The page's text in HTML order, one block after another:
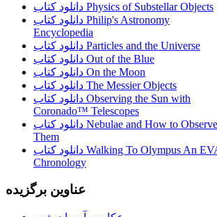
دانلود کتاب Physics of Substellar Objects
دانلود کتاب Philip's Astronomy
Encyclopedia
دانلود کتاب Particles and the Universe
دانلود کتاب Out of the Blue
دانلود کتاب On the Moon
دانلود کتاب The Messier Objects
دانلود کتاب Observing the Sun with
Coronado™ Telescopes
دانلود کتاب Nebulae and How to Observe
Them
دانلود کتاب Walking To Olympus An EVA
Chronology
عناوین برگزیده